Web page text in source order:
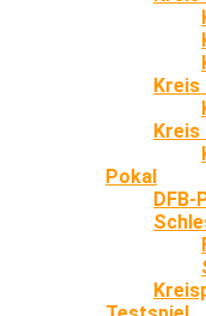
Kreis
Pokal
DFB-